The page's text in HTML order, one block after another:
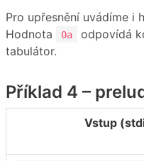
Pro upřesnění uvádíme i
Hodnota
0a odpovídá
tabulátor.
Příklad 4 –
Vstup